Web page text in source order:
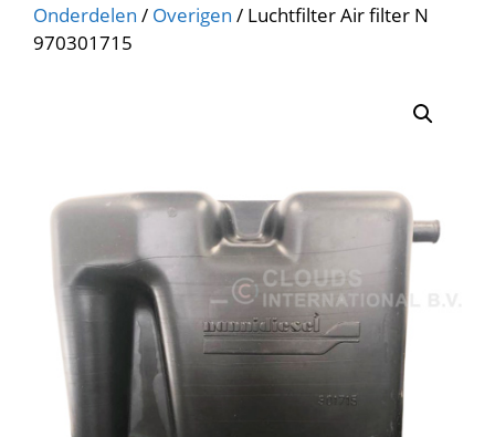
Onderdelen / Overigen / Luchtfilter Air filter N
970301715